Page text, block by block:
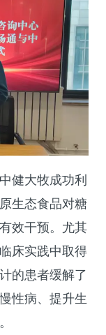
健大牧成功利
生态食品对糖
效干预。尤其
床实践中取得
的患者缓解了
性病、提升生